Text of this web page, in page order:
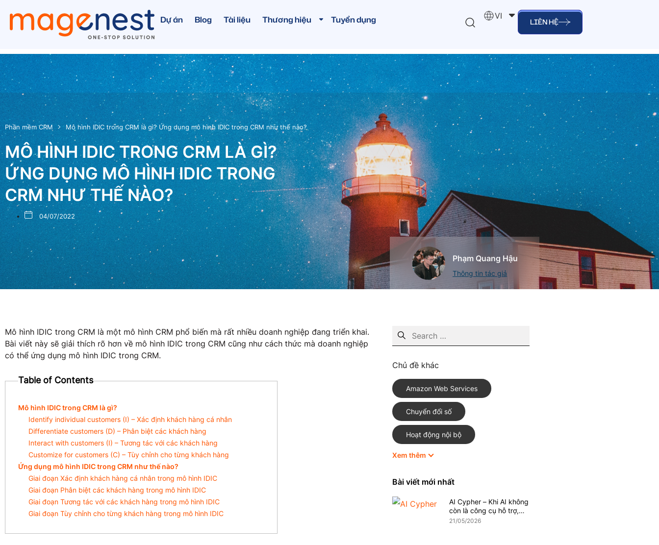
Dự án Blog Tài liệu Thương hiệu Tuyển dụng VI
LIÊN HỆ
Phần mềm CRM Mô hình IDIC trong CRM là gì? Ứng dụng mô hình IDIC trong CRM như thế nào?
MÔ HÌNH IDIC TRONG CRM LÀ GÌ?
ỨNG DỤNG MÔ HÌNH IDIC TRONG
CRM NHƯ THẾ NÀO?
04/07/2022
Phạm Quang Hậu
Thông tin tác giả
Mô hình IDIC trong CRM là một mô hình CRM phổ biến mà rất nhiều doanh nghiệp đang triển khai.
Bài viết này sẽ giải thích rõ hơn về mô hình IDIC trong CRM cũng như cách thức mà doanh nghiệp
có thể ứng dụng mô hình IDIC trong CRM.
Table of Contents
Mô hình IDIC trong CRM là gì?
Identify individual customers (I) – Xác định khách hàng cá nhân
Differentiate customers (D) – Phân biệt các khách hàng
Interact with customers (I) – Tương tác với các khách hàng
Customize for customers (C) – Tùy chỉnh cho từng khách hàng
Ứng dụng mô hình IDIC trong CRM như thế nào?
Giai đoạn Xác định khách hàng cá nhân trong mô hình IDIC
Giai đoạn Phân biệt các khách hàng trong mô hình IDIC
Giai đoạn Tương tác với các khách hàng trong mô hình IDIC
Giai đoạn Tùy chỉnh cho từng khách hàng trong mô hình IDIC
Chủ đề khác
Amazon Web Services
Chuyển đổi số
Hoạt động nội bộ
HubSpot
Marketing
Odoo Phần mềm CRM
Quản trị doanh nghiệp
Xem thêm
Bài viết mới nhất
AI Cypher – Khi AI không
còn là công cụ hỗ trợ,
mà trở thành một phần
21/05/2026